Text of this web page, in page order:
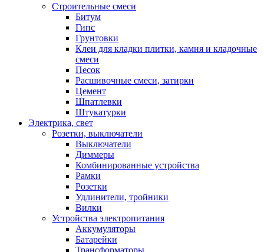
Строительные смеси
Битум
Гипс
Грунтовки
Клеи для кладки плитки, камня и кладочные
смеси
Песок
Расшивочные смеси, затирки
Цемент
Шпатлевки
Штукатурки
Электрика, свет
Розетки, выключатели
Выключатели
Диммеры
Комбинированные устройства
Рамки
Розетки
Удлинители, тройники
Вилки
Устройства электропитания
Аккумуляторы
Батарейки
Трансформаторы